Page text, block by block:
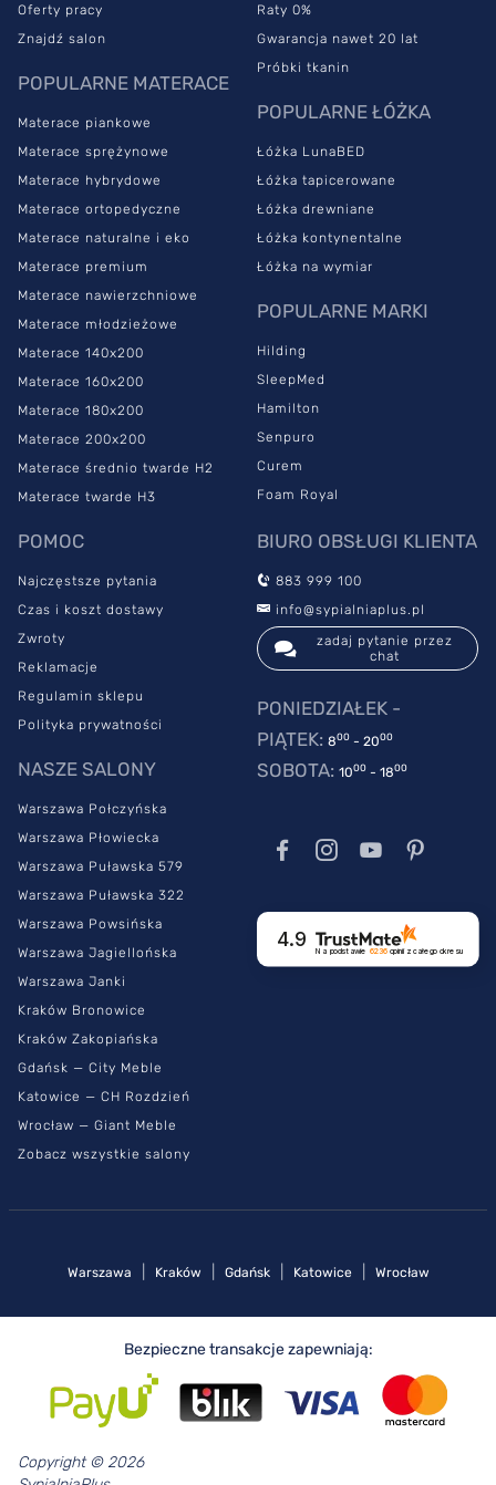
Oferty pracy
Znajdź salon
POPULARNE MATERACE
Materace piankowe
Materace sprężynowe
Materace hybrydowe
Materace ortopedyczne
Materace naturalne i eko
Materace premium
Materace nawierzchniowe
Materace młodzieżowe
Materace 140x200
Materace 160x200
Materace 180x200
Materace 200x200
Materace średnio twarde H2
Materace twarde H3
Raty 0%
Gwarancja nawet 20 lat
Próbki tkanin
POPULARNE ŁÓŻKA
Łóżka LunaBED
Łóżka tapicerowane
Łóżka drewniane
Łóżka kontynentalne
Łóżka na wymiar
POPULARNE MARKI
Hilding
SleepMed
Hamilton
Senpuro
Curem
Foam Royal
POMOC
Najczęstsze pytania
Czas i koszt dostawy
Zwroty
Reklamacje
Regulamin sklepu
Polityka prywatności
NASZE SALONY
Warszawa Połczyńska
Warszawa Płowiecka
Warszawa Puławska 579
Warszawa Puławska 322
Warszawa Powsińska
Warszawa Jagiellońska
Warszawa Janki
Kraków Bronowice
Kraków Zakopiańska
Gdańsk — City Meble
Katowice — CH Rozdzień
Wrocław — Giant Meble
Zobacz wszystkie salony
BIURO OBSŁUGI KLIENTA
883 999 100
info@sypialniaplus.pl
zadaj pytanie przez
chat
PONIEDZIAŁEK -
PIĄTEK: 800 - 2000
SOBOTA: 1000 - 1800
4.9
Na podstawie 6236opinii z całego okresu
Warszawa Kraków Gdańsk Katowice Wrocław
Bezpieczne transakcje zapewniają:
Copyright © 2026